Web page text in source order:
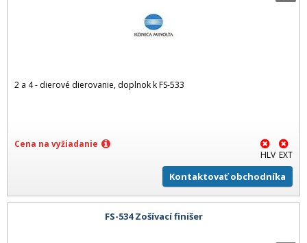
2 a 4 - dierové dierovanie, doplnok k FS-533
Cena na vyžiadanie
HLV EXT
Kontaktovať obchodníka
FS-534 Zošívací finišer